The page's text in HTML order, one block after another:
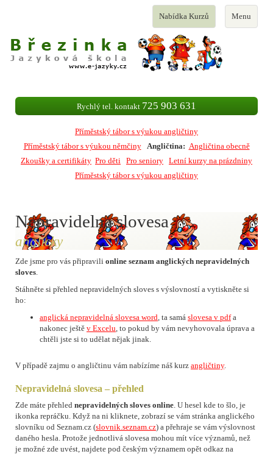
Toggle
navigation
Menu
Toggle
navigation
Nabídka Kurzů
Rychlý tel. kontakt 725 903 631
Příměstský tábor s výukou angličtiny
Příměstský tábor s výukou němčiny
Angličtina: Angličtina obecně
Zkoušky a certifikáty Pro děti Pro seniory Letní kurzy na prázdniny
Příměstský tábor s výukou angličtiny
Nepravidelná slovesa
anglicky
Zde jsme pro vás připravili online seznam anglických nepravidelných
sloves.
Stáhněte si přehled nepravidelných sloves s výslovností a vytiskněte si
ho:
anglická nepravidelná slovesa word, ta samá slovesa v pdfa
nakonec ještě v Excelu, to pokud by vám nevyhovovala úprava a
chtěli jste si to udělat nějak jinak.
V případě zajmu o angličtinu vám nabízíme náš kurz angličtiny.
Nepravidelná slovesa – přehled
Zde máte přehled nepravidelných sloves online. U hesel kde to šlo, je
ikonka repráčku. Když na ni kliknete, zobrazí se vám stránka anglického
slovníku od Seznam.cz (slovnik.seznam.cz) a přehraje se vám výslovnost
daného hesla. Protože jednotlivá slovesa mohou mít více významů, než
je možné zde uvést, najdete pod českým významem opět odkaz na